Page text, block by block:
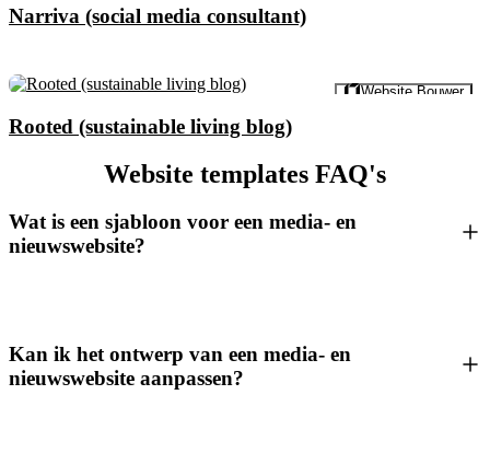
Narriva (social media consultant)
Voorbeeld Website Bouwer
Rooted (sustainable living blog)
Website templates FAQ's
Wat is een sjabloon voor een media- en
nieuwswebsite?
Kan ik het ontwerp van een media- en
nieuwswebsite aanpassen?